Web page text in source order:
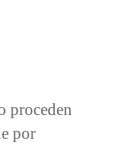
proceden
por